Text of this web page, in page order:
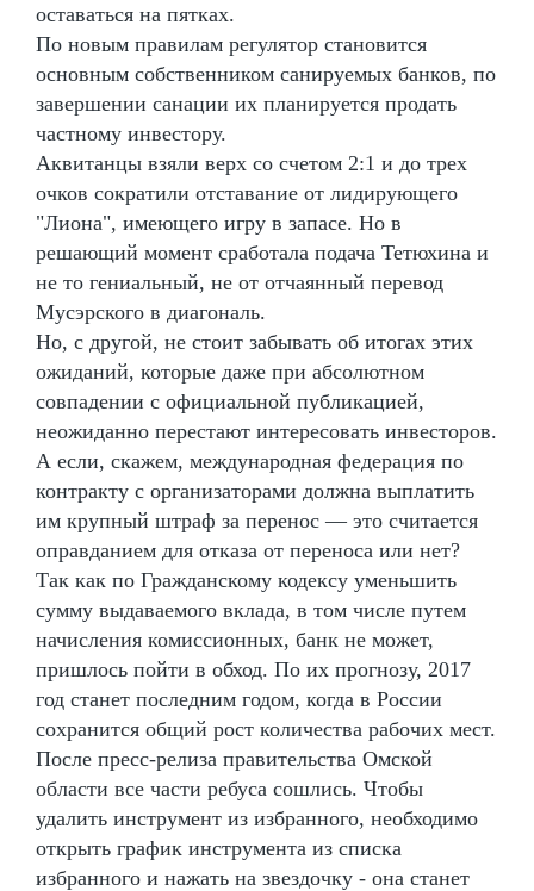
оставаться на пятках.
По новым правилам регулятор становится
основным собственником санируемых банков, по
завершении санации их планируется продать
частному инвестору.
Аквитанцы взяли верх со счетом 2:1 и до трех
очков сократили отставание от лидирующего
"Лиона", имеющего игру в запасе. Но в
решающий момент сработала подача Тетюхина и
не то гениальный, не от отчаянный перевод
Мусэрского в диагональ.
Но, с другой, не стоит забывать об итогах этих
ожиданий, которые даже при абсолютном
совпадении с официальной публикацией,
неожиданно перестают интересовать инвесторов.
А если, скажем, международная федерация по
контракту с организаторами должна выплатить
им крупный штраф за перенос — это считается
оправданием для отказа от переноса или нет?
Так как по Гражданскому кодексу уменьшить
сумму выдаваемого вклада, в том числе путем
начисления комиссионных, банк не может,
пришлось пойти в обход. По их прогнозу, 2017
год станет последним годом, когда в России
сохранится общий рост количества рабочих мест.
После пресс-релиза правительства Омской
области все части ребуса сошлись. Чтобы
удалить инструмент из избранного, необходимо
открыть график инструмента из списка
избранного и нажать на звездочку - она станет